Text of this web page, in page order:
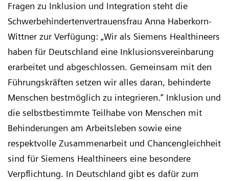
Fragen zu Inklusion und Integration steht die
Schwerbehindertenvertrauensfrau Anna Haberkorn-
Wittner zur Verfügung: „Wir als Siemens Healthineers
haben für Deutschland eine Inklusionsvereinbarung
erarbeitet und abgeschlossen. Gemeinsam mit den
Führungskräften setzen wir alles daran, behinderte
Menschen bestmöglich zu integrieren.“ Inklusion und
die selbstbestimmte Teilhabe von Menschen mit
Behinderungen am Arbeitsleben sowie eine
respektvolle Zusammenarbeit und Chancengleichheit
sind für Siemens Healthineers eine besondere
Verpflichtung. In Deutschland gibt es dafür zum